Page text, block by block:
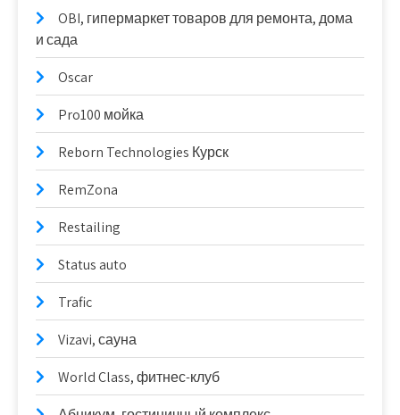
OBI, гипермаркет товаров для ремонта, дома
и сада
Oscar
Pro100 мойка
Reborn Technologies Курск
RemZona
Restailing
Status auto
Trafic
Vizavi, сауна
World Class, фитнес-клуб